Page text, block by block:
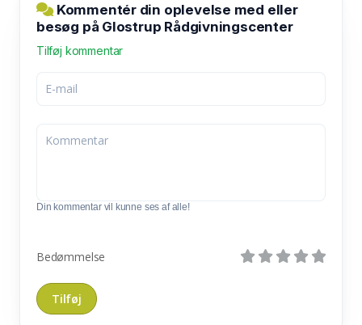
Kommentér din oplevelse med eller
besøg på Glostrup Rådgivningscenter
Tilføj kommentar
Din kommentar vil kunne ses af alle!
Bedømmelse